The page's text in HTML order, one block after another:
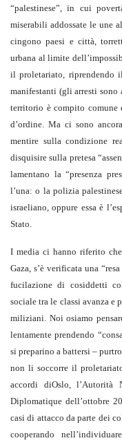
“palestinese”, in cui
miserabili addossate le une
cingono paesi e città,
urbana al limite
il proletariato, riprendendo
manifestanti (gli arresti
territorio è compito comune
d’ordine. Ma ci sono
mentire sulla condizione
disquisire sulla pretesa
lamentano la “presenza
l’una: o la polizia
israeliano, oppure essa è
Stato.
I media ci hanno riferito
Gaza, s’è verificata una
fucilazione di cosiddetti
sociale tra le classi avanza e
miliziani. Noi osiamo
lentamente prendendo
si preparino a battersi –
non li soccorre il
accordi diOslo, l’Autorità
Diplomatique dell’ottobre
casi di attacco da parte dei
cooperando